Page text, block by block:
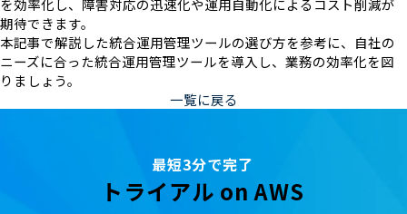
を効率化し、障害対応の迅速化や運用自動化によるコスト削減が
期待できます。
本記事で解説した統合運用管理ツールの選び方を参考に、自社の
ニーズに合った統合運用管理ツールを導入し、業務の効率化を図
りましょう。
一覧に戻る
最短3分で完了
トライアル on AWS